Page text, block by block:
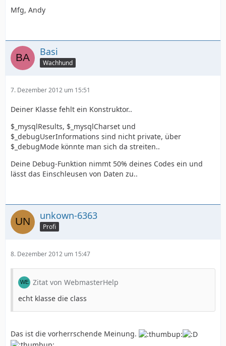
Mfg, Andy
Basi
Wachhund
7. Dezember 2012 um 15:51
Deiner Klasse fehlt ein Konstruktor..
$_mysqlResults, $_mysqlCharset und
$_debugUserInformations sind nicht private, über
$_debugMode könnte man sich da streiten..
Deine Debug-Funktion nimmt 50% deines Codes ein und
lässt das Einschleusen von Daten zu..
unkown-6363
Profi
8. Dezember 2012 um 15:47
Zitat von WebmasterHelp
echt klasse die class
Das ist die vorherrschende Meinung.